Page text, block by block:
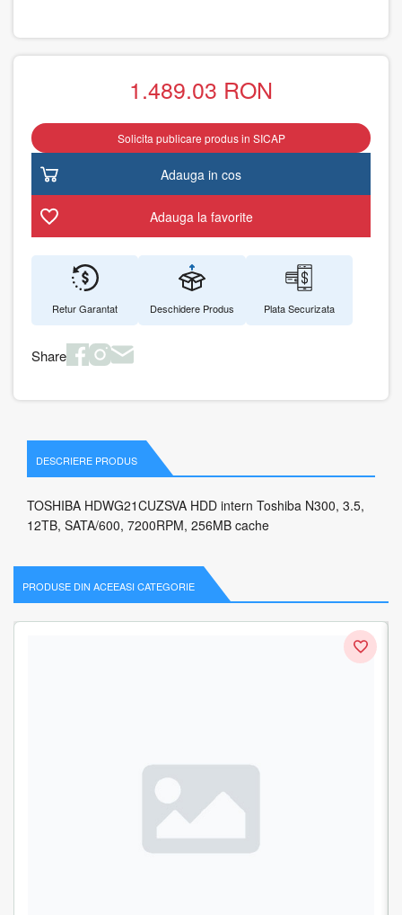
1.489.03 RON
Solicita publicare produs in SICAP
Adauga in cos
Adauga la favorite
Retur Garantat Deschidere Produs Plata Securizata
Share
DESCRIERE PRODUS
TOSHIBA HDWG21CUZSVA HDD intern Toshiba N300, 3.5,
12TB, SATA/600, 7200RPM, 256MB cache
PRODUSE DIN ACEEASI CATEGORIE
Hard Disk Western Digital Purple Pro 12TB, SATA3, 256MB,